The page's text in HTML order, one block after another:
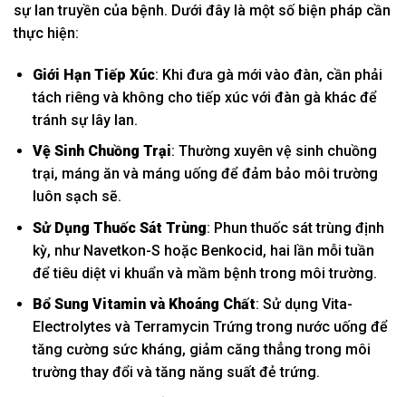
sự lan truyền của bệnh. Dưới đây là một số biện pháp cần
thực hiện:
Giới Hạn Tiếp Xúc: Khi đưa gà mới vào đàn, cần phải
tách riêng và không cho tiếp xúc với đàn gà khác để
tránh sự lây lan.
Vệ Sinh Chuồng Trại: Thường xuyên vệ sinh chuồng
trại, máng ăn và máng uống để đảm bảo môi trường
luôn sạch sẽ.
Sử Dụng Thuốc Sát Trùng: Phun thuốc sát trùng định
kỳ, như Navetkon-S hoặc Benkocid, hai lần mỗi tuần
để tiêu diệt vi khuẩn và mầm bệnh trong môi trường.
Bổ Sung Vitamin và Khoáng Chất: Sử dụng Vita-
Electrolytes và Terramycin Trứng trong nước uống để
tăng cường sức kháng, giảm căng thẳng trong môi
trường thay đổi và tăng năng suất đẻ trứng.